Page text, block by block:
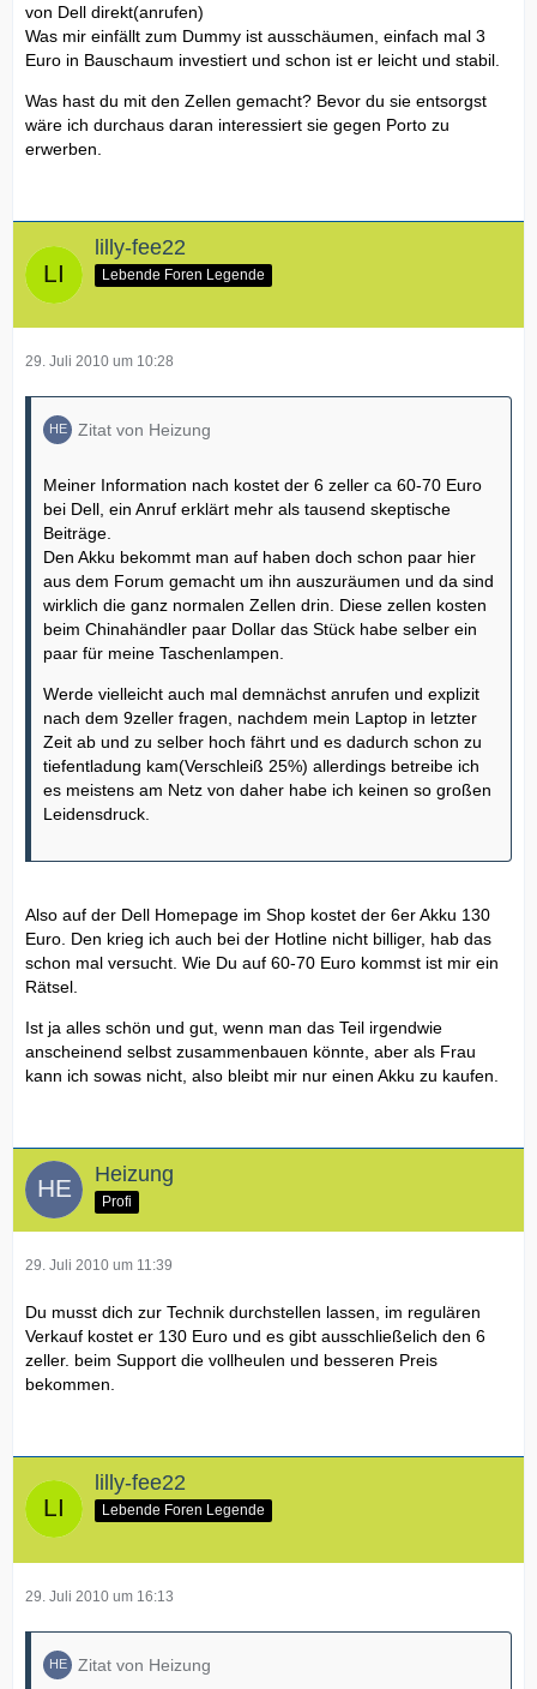
von Dell direkt(anrufen)
Was mir einfällt zum Dummy ist ausschäumen, einfach mal 3
Euro in Bauschaum investiert und schon ist er leicht und stabil.
Was hast du mit den Zellen gemacht? Bevor du sie entsorgst
wäre ich durchaus daran interessiert sie gegen Porto zu
erwerben.
lilly-fee22
Lebende Foren Legende
29. Juli 2010 um 10:28
Zitat von Heizung
Meiner Information nach kostet der 6 zeller ca 60-70 Euro
bei Dell, ein Anruf erklärt mehr als tausend skeptische
Beiträge.
Den Akku bekommt man auf haben doch schon paar hier
aus dem Forum gemacht um ihn auszuräumen und da sind
wirklich die ganz normalen Zellen drin. Diese zellen kosten
beim Chinahändler paar Dollar das Stück habe selber ein
paar für meine Taschenlampen.
Werde vielleicht auch mal demnächst anrufen und explizit
nach dem 9zeller fragen, nachdem mein Laptop in letzter
Zeit ab und zu selber hoch fährt und es dadurch schon zu
tiefentladung kam(Verschleiß 25%) allerdings betreibe ich
es meistens am Netz von daher habe ich keinen so großen
Leidensdruck.
Also auf der Dell Homepage im Shop kostet der 6er Akku 130
Euro. Den krieg ich auch bei der Hotline nicht billiger, hab das
schon mal versucht. Wie Du auf 60-70 Euro kommst ist mir ein
Rätsel.
Ist ja alles schön und gut, wenn man das Teil irgendwie
anscheinend selbst zusammenbauen könnte, aber als Frau
kann ich sowas nicht, also bleibt mir nur einen Akku zu kaufen.
Heizung
Profi
29. Juli 2010 um 11:39
Du musst dich zur Technik durchstellen lassen, im regulären
Verkauf kostet er 130 Euro und es gibt ausschließelich den 6
zeller. beim Support die vollheulen und besseren Preis
bekommen.
lilly-fee22
Lebende Foren Legende
29. Juli 2010 um 16:13
Zitat von Heizung